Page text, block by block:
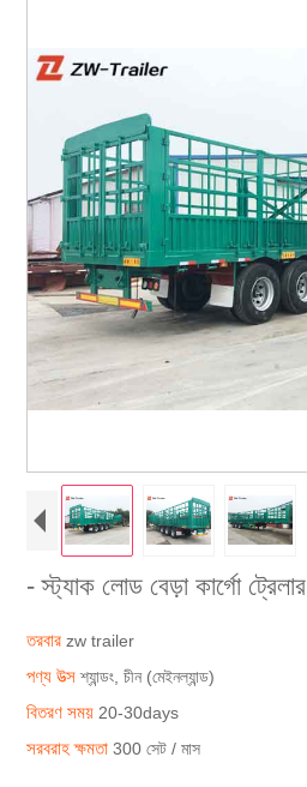
- স্ট্যাক লোড বেড়া কার্গো ট্রেলার
তরবারzw trailer
পণ্য উত্সশ্যান্ডং, চীন (মেইনল্যান্ড)
বিতরণ সময় 20-30days
সরবরাহ ক্ষমতা300 সেট / মাস